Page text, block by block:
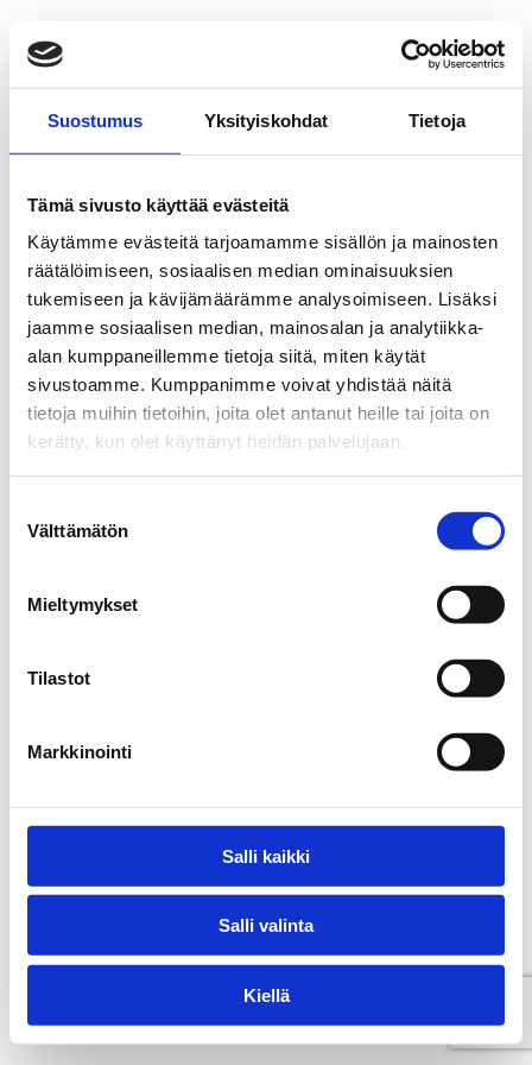
Suostumus Yksityiskohdat Tietoja
Tämä sivusto käyttää evästeitä
Käytämme evästeitä tarjoamamme sisällön ja mainosten
räätälöimiseen, sosiaalisen median ominaisuuksien
tukemiseen ja kävijämäärämme analysoimiseen. Lisäksi
jaamme sosiaalisen median, mainosalan ja analytiikka-
alan kumppaneillemme tietoja siitä, miten käytät
sivustoamme. Kumppanimme voivat yhdistää näitä
tietoja muihin tietoihin, joita olet antanut heille tai joita on
kerätty, kun olet käyttänyt heidän palvelujaan.
valinta
Välttämätön
Mieltymykset
Tilastot
Markkinointi
Salli kaikki
Salli valinta
Kiellä